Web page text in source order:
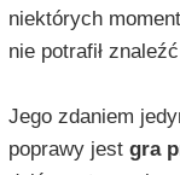
niektórych
nie potrafił
Jego zdaniem
poprawy jest gra